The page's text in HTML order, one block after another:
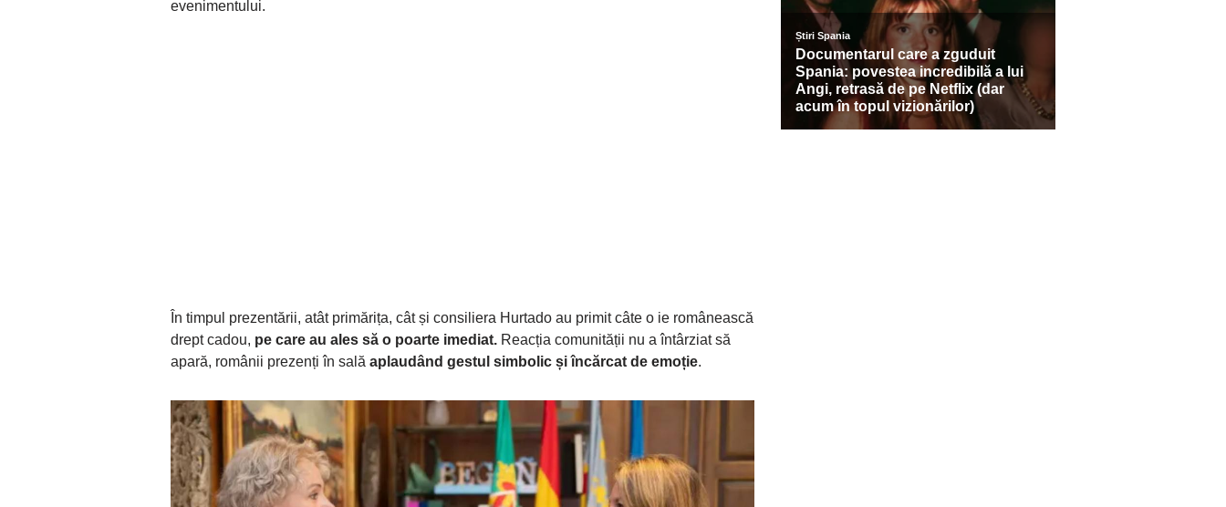
evenimentului.
În timpul prezentării, atât primărița, cât și consiliera Hurtado au primit câte o ie românească
drept cadou, pe care au ales să o poarte imediat. Reacția comunității nu a întârziat să
apară, românii prezenți în sală aplaudând gestul simbolic și încărcat de emoție.